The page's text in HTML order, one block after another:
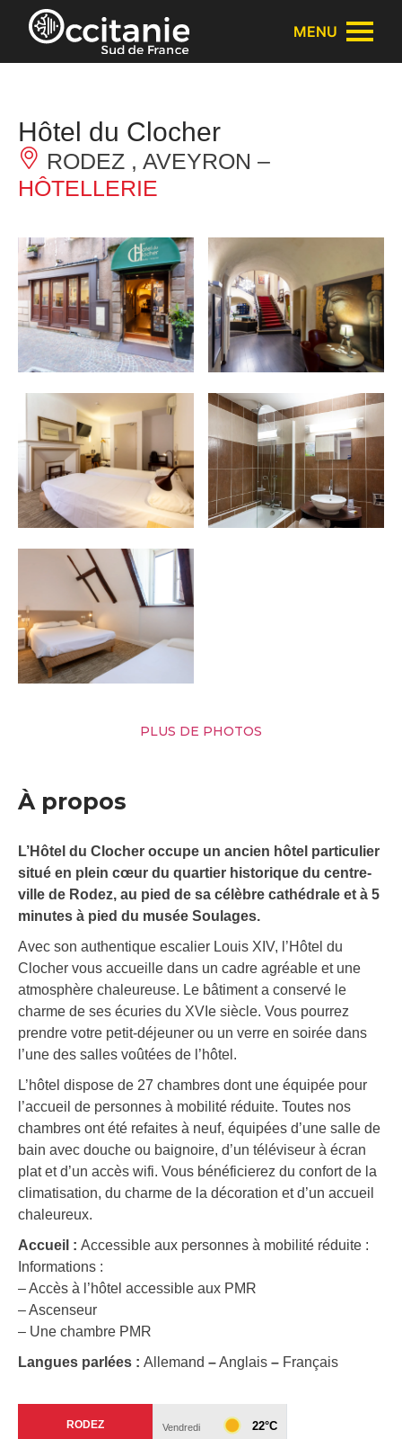
Panneau de gestion des cookies
MENU
Hôtel du Clocher
RODEZ , AVEYRON –
HÔTELLERIE
PLUS DE PHOTOS
À propos
L’Hôtel du Clocher occupe un ancien hôtel particulier
situé en plein cœur du quartier historique du centre-
ville de Rodez, au pied de sa célèbre cathédrale et à 5
minutes à pied du musée Soulages.
Avec son authentique escalier Louis XIV, l’Hôtel du
Clocher vous accueille dans un cadre agréable et une
atmosphère chaleureuse. Le bâtiment a conservé le
charme de ses écuries du XVIe siècle. Vous pourrez
prendre votre petit-déjeuner ou un verre en soirée dans
l’une des salles voûtées de l’hôtel.
L’hôtel dispose de 27 chambres dont une équipée pour
l’accueil de personnes à mobilité réduite. Toutes nos
chambres ont été refaites à neuf, équipées d’une salle de
bain avec douche ou baignoire, d’un téléviseur à écran
plat et d’un accès wifi. Vous bénéficierez du confort de la
climatisation, du charme de la décoration et d’un accueil
chaleureux.
Accueil : Accessible aux personnes à mobilité réduite :
Informations :
– Accès à l’hôtel accessible aux PMR
– Ascenseur
– Une chambre PMR
Langues parlées : Allemand –Anglais – Français